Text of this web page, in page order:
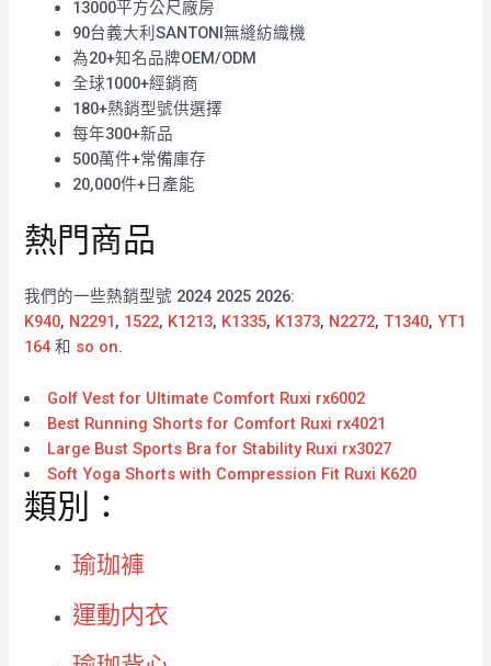
13000平方公尺廠房
90台義大利SANTONI無縫紡織機
為20+知名品牌OEM/ODM
全球1000+經銷商
180+熱銷型號供選擇
每年300+新品
500萬件+常備庫存
20,000件+日產能
熱門商品
我們的一些熱銷型號 2024 2025 2026:
K940, N2291 , 1522, K1213, K1335, K1373, N2272,T1340,YT1
164 和 so on.
Golf Vest for Ultimate Comfort Ruxi rx6002
Best Running Shorts for Comfort Ruxi rx4021
Large Bust Sports Bra for Stability Ruxi rx3027
Soft Yoga Shorts with Compression Fit Ruxi K620
類別：
瑜珈褲
運動内衣